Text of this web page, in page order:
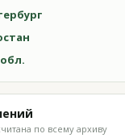
по всему архиву